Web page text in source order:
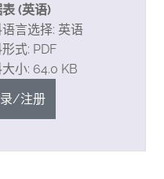
(英语)
言选择: 英语
式: PDF
小: 64.0 KB
/注册